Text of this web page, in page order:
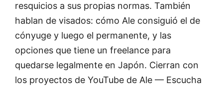
resquicios a sus propias normas. También
hablan de visados: cómo Ale consiguió el de
cónyuge y luego el permanente, y las
opciones que tiene un freelance para
quedarse legalmente en Japón. Cierran con
los proyectos de YouTube de Ale — Escucha